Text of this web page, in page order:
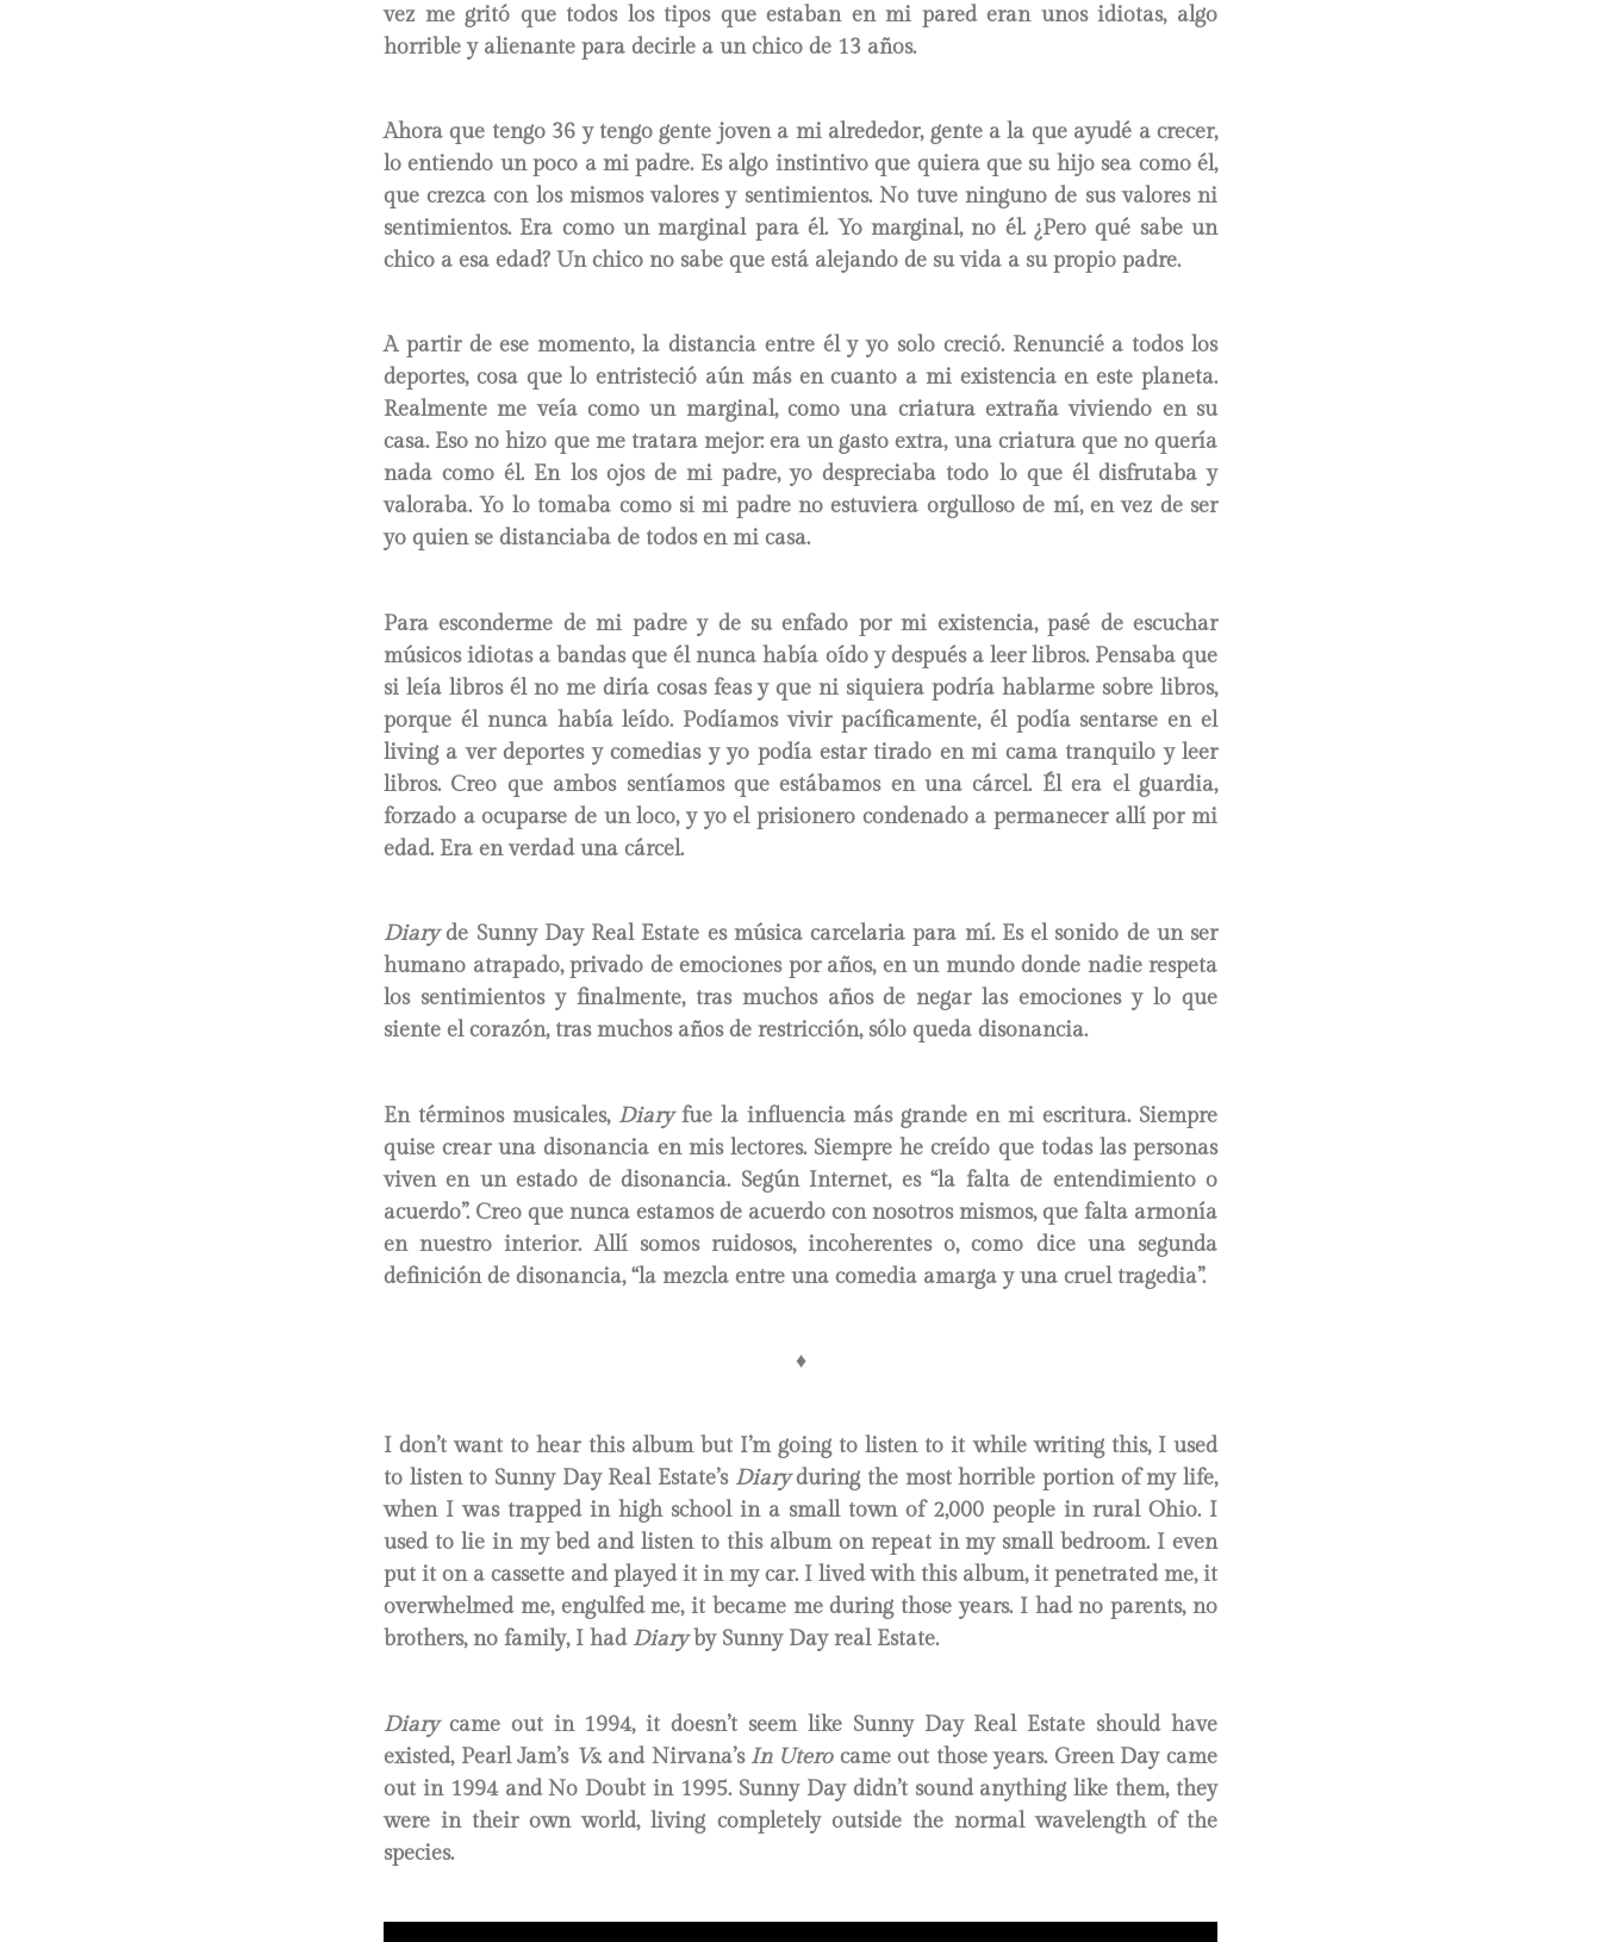
vez me gritó que todos los tipos que estaban en mi pared eran unos idiotas, algo
horrible y alienante para decirle a un chico de 13 años.
Ahora que tengo 36 y tengo gente joven a mi alrededor, gente a la que ayudé a crecer,
lo entiendo un poco a mi padre. Es algo instintivo que quiera que su hijo sea como él,
que crezca con los mismos valores y sentimientos. No tuve ninguno de sus valores ni
sentimientos. Era como un marginal para él. Yo marginal, no él. ¿Pero qué sabe un
chico a esa edad? Un chico no sabe que está alejando de su vida a su propio padre.
A partir de ese momento, la distancia entre él y yo solo creció. Renuncié a todos los
deportes, cosa que lo entristeció aún más en cuanto a mi existencia en este planeta.
Realmente me veía como un marginal, como una criatura extraña viviendo en su
casa. Eso no hizo que me tratara mejor: era un gasto extra, una criatura que no quería
nada como él. En los ojos de mi padre, yo despreciaba todo lo que él disfrutaba y
valoraba. Yo lo tomaba como si mi padre no estuviera orgulloso de mí, en vez de ser
yo quien se distanciaba de todos en mi casa.
Para esconderme de mi padre y de su enfado por mi existencia, pasé de escuchar
músicos idiotas a bandas que él nunca había oído y después a leer libros. Pensaba que
si leía libros él no me diría cosas feas y que ni siquiera podría hablarme sobre libros,
porque él nunca había leído. Podíamos vivir pacíficamente, él podía sentarse en el
living a ver deportes y comedias y yo podía estar tirado en mi cama tranquilo y leer
libros. Creo que ambos sentíamos que estábamos en una cárcel. Él era el guardia,
forzado a ocuparse de un loco, y yo el prisionero condenado a permanecer allí por mi
edad. Era en verdad una cárcel.
Diaryde Sunny Day Real Estate es música carcelaria para mí. Es el sonido de un ser
humano atrapado, privado de emociones por años, en un mundo donde nadie respeta
los sentimientos y finalmente, tras muchos años de negar las emociones y lo que
siente el corazón, tras muchos años de restricción, sólo queda disonancia.
En términos musicales, Diaryfue la influencia más grande en mi escritura. Siempre
quise crear una disonancia en mis lectores. Siempre he creído que todas las personas
viven en un estado de disonancia. Según Internet, es “la falta de entendimiento o
acuerdo”. Creo que nunca estamos de acuerdo con nosotros mismos, que falta armonía
en nuestro interior. Allí somos ruidosos, incoherentes o, como dice una segunda
definición de disonancia, “la mezcla entre una comedia amarga y una cruel tragedia”.
♦
I don’t want to hear this album but I’m going to listen to it while writing this, I used
to listen to Sunny Day Real Estate’s Diaryduring the most horrible portion of my life,
when I was trapped in high school in a small town of 2,000 people in rural Ohio. I
used to lie in my bed and listen to this album on repeat in my small bedroom. I even
put it on a cassette and played it in my car. I lived with this album, it penetrated me, it
overwhelmed me, engulfed me, it became me during those years. I had no parents, no
brothers, no family, I had Diaryby Sunny Day real Estate.
Diarycame out in 1994, it doesn’t seem like Sunny Day Real Estate should have
existed, Pearl Jam’s Vs. and Nirvana’s In Uterocame out those years. Green Day came
out in 1994 and No Doubt in 1995. Sunny Day didn’t sound anything like them, they
were in their own world, living completely outside the normal wavelength of the
species.